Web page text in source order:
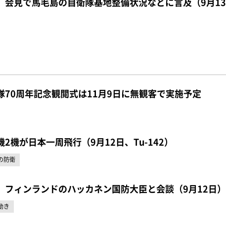
70周年記念観閲式は11月9日に無観客で実施予定
2機が日本一周飛行（9月12日、Tu-142）
防衛
フィンランドのハッカネン国防大臣と会談（9月12日）
き